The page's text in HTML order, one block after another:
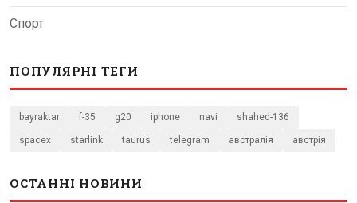
Спорт
ПОПУЛЯРНІ ТЕГИ
bayraktar f-35 g20 iphone navi shahed-136
spacex starlink taurus telegram австралія австрія
ОСТАННІ НОВИНИ